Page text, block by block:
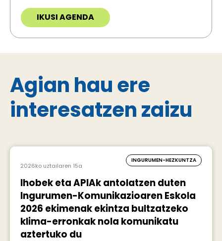
IKUSI AGENDA
Agian hau ere
interesatzen zaizu
2026ko uztailaren 15a
INGURUMEN-HEZKUNTZA
Ihobek eta APIAk antolatzen duten
Ingurumen-Komunikazioaren Eskola
2026 ekimenak ekintza bultzatzeko
klima-erronkak nola komunikatu
aztertuko du